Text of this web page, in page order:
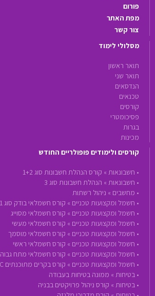
פורום
מפת האתר
צור קשר
מסלולי לימוד
תואר ראשון
תואר שני
הנדסאים
טכנאים
קורסים
פסיכומטרי
בגרות
מכינות
קורסים ולימודים פופולריים החודש
• חשבונאות » קורס הנהלת חשבונות סוג 1+2
• חשבונאות » הנהלת חשבונות סוג 3
• מחשבים » ניהול רשתות
• חשמל ומקצועות טכניים » קורס חשמלאי בודק סוג 1 ו-2
• חשמל ומקצועות טכניים » קורס חשמלאי מסוייג
• חשמל ומקצועות טכניים » קורס חשמלאי מעשי
• חשמל ומקצועות טכניים » קורס חשמלאי מוסמך
• חשמל ומקצועות טכניים » קורס חשמלאי ראשי
• חשמל ומקצועות טכניים » קורס חשמלאי מתח גבוה
• חשמל ומקצועות טכניים » קורס בקרים מתוכנתים PLC
• בטיחות » ממונה בטיחות בעבודה
• בטיחות » קורס ניהול פרויקטים בבניה